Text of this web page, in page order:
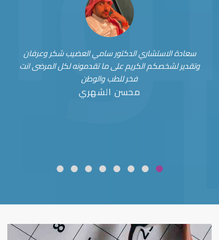
سعادة الاستشاري الدكتور سامي العضيب شكر وعرفان
وتقدير لشخصكم الكريم على ما تقدمونه لكل المرضى انت
فخر للطب والوطن
محسن الشهري